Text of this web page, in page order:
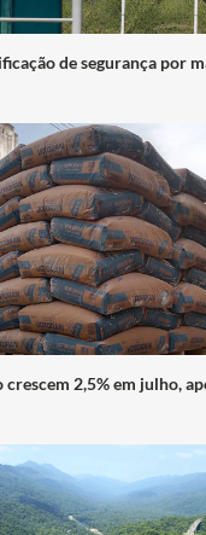
de segurança por
crescem 2,5% em julho,